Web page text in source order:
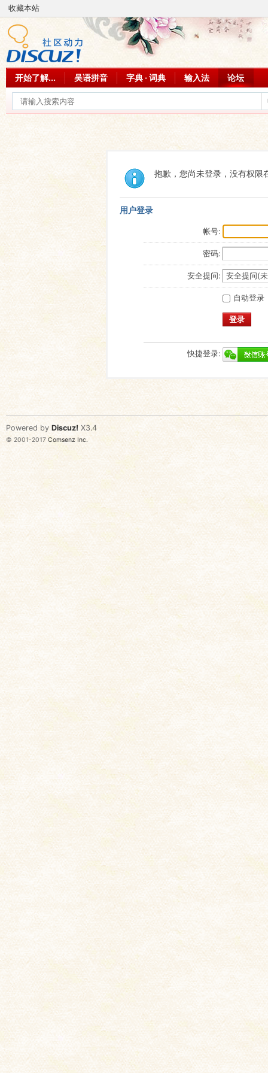
收藏本站
开始了解... 吴语拼音 字典 · 词典 输入法 论坛
抱歉，您尚未登录，没有权限
用户登录
帐号:
密码:
安全提问:
自动登录
登录
快捷登录:
Powered by Discuz! X3.4
© 2001-2017 Comsenz Inc.